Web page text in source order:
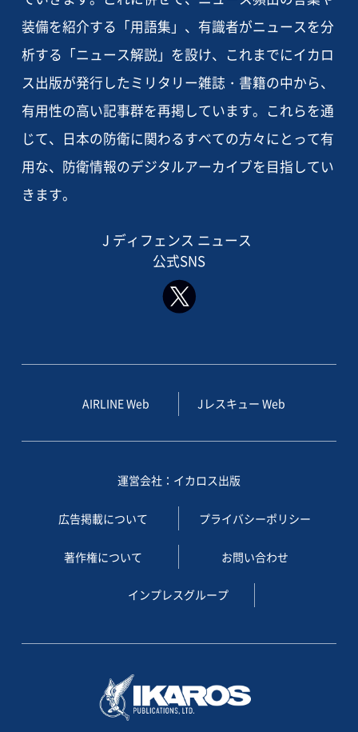
装備を紹介する「用語集」、有識者がニュースを分
析する「ニュース解説」を設け、これまでにイカロ
ス出版が発行したミリタリー雑誌・書籍の中から、
有用性の高い記事群を再掲しています。これらを通
じて、日本の防衛に関わるすべての方々にとって有
用な、防衛情報のデジタルアーカイブを目指してい
きます。
J ディフェンス ニュース
公式SNS
AIRLINE Web Jレスキュー Web
運営会社：イカロス出版
広告掲載について プライバシーポリシー
著作権について お問い合わせ
インプレスグループ